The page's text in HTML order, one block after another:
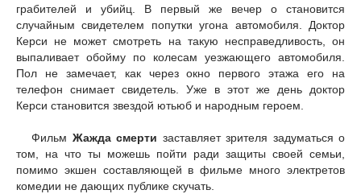
грабителей и убийц. В первый же вечер о становится
случайным свидетелем попутки угона автомобиля. Доктор
Керси не может смотреть на такую несправедливость, он
выпаливает обойму по колесам уезжающего автомобиля.
Пол не замечает, как через окно первого этажа его на
телефон снимает свидетель. Уже в этот же день доктор
Керси становится звездой ютьюб и народным героем.
Фильм Жажда смерти заставляет зрителя задуматься о
том, на что ты можешь пойти ради защиты своей семьи,
помимо экшен составляющей в фильме много электретов
комедии не дающих публике скучать.